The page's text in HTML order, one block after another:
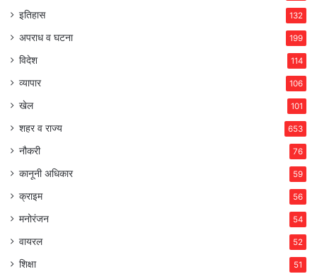
इतिहास 132
अपराध व घटना 199
विदेश 114
व्यापार 106
खेल 101
शहर व राज्य 653
नौकरी 76
कानूनी अधिकार 59
क्राइम 56
मनोरंजन 54
वायरल 52
शिक्षा 51